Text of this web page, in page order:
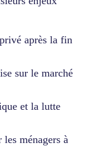
après la fin
sur le marché
et la lutte
ménagers à